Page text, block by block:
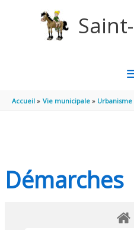
Accueil Vie municipale Urbanisme
Démarches